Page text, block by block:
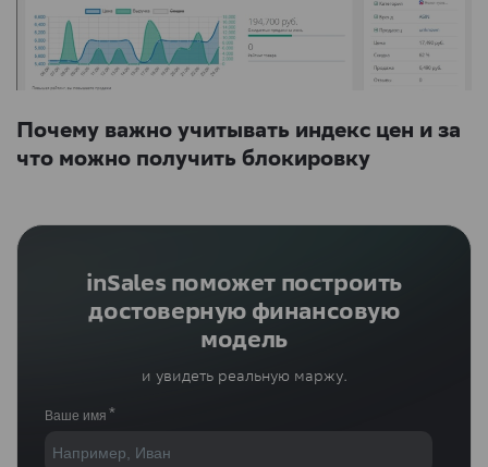
Почему важно учитывать индекс цен и за
что можно получить блокировку
inSales поможет построить
достоверную финансовую
модель
и увидеть реальную маржу.